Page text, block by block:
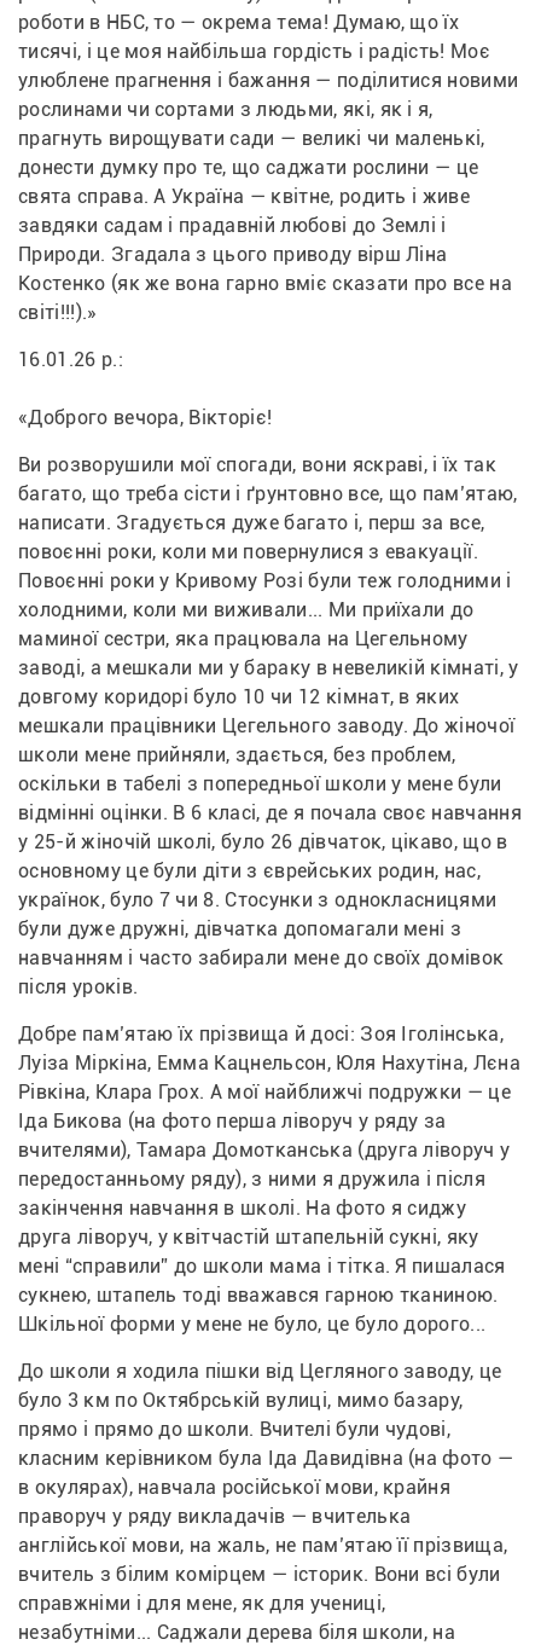
роботи в НБС, то — окрема тема! Думаю, що їх
тисячі, і це моя найбільша гордість і радість! Моє
улюблене прагнення і бажання — поділитися новими
рослинами чи сортами з людьми, які, як і я,
прагнуть вирощувати сади — великі чи маленькі,
донести думку про те, що саджати рослини — це
свята справа. А Україна — квітне, родить і живе
завдяки садам і прадавній любові до Землі і
Природи. Згадала з цього приводу вірш Ліна
Костенко (як же вона гарно вміє сказати про все на
світі!!!).»
16.01.26 р.:
«Доброго вечора, Вікторіє!
Ви розворушили мої спогади, вони яскраві, і їх так
багато, що треба сісти і ґрунтовно все, що пам’ятаю,
написати. Згадується дуже багато і, перш за все,
повоєнні роки, коли ми повернулися з евакуації.
Повоєнні роки у Кривому Розі були теж голодними і
холодними, коли ми виживали... Ми приїхали до
маминої сестри, яка працювала на Цегельному
заводі, а мешкали ми у бараку в невеликій кімнаті, у
довгому коридорі було 10 чи 12 кімнат, в яких
мешкали працівники Цегельного заводу. До жіночої
школи мене прийняли, здається, без проблем,
оскільки в табелі з попередньої школи у мене були
відмінні оцінки. В 6 класі, де я почала своє навчання
у 25-й жіночій школі, було 26 дівчаток, цікаво, що в
основному це були діти з єврейських родин, нас,
українок, було 7 чи 8. Стосунки з однокласницями
були дуже дружні, дівчатка допомагали мені з
навчанням і часто забирали мене до своїх домівок
після уроків.
Добре пам’ятаю їх прізвища й досі: Зоя Іголінська,
Луіза Міркіна, Емма Кацнельсон, Юля Нахутіна, Лєна
Рівкіна, Клара Грох. А мої найближчі подружки — це
Іда Бикова (на фото перша ліворуч у ряду за
вчителями), Тамара Домотканська (друга ліворуч у
передостанньому ряду), з ними я дружила і після
закінчення навчання в школі. На фото я сиджу
друга ліворуч, у квітчастій штапельній сукні, яку
мені “справили” до школи мама і тітка. Я пишалася
сукнею, штапель тоді вважався гарною тканиною.
Шкільної форми у мене не було, це було дорого...
До школи я ходила пішки від Цегляного заводу, це
було 3 км по Октябрській вулиці, мимо базару,
прямо і прямо до школи. Вчителі були чудові,
класним керівником була Іда Давидівна (на фото —
в окулярах), навчала російської мови, крайня
праворуч у ряду викладачів — вчителька
англійської мови, на жаль, не пам’ятаю її прізвища,
вчитель з білим комірцем — історик. Вони всі були
справжніми і для мене, як для учениці,
незабутніми... Саджали дерева біля школи, на